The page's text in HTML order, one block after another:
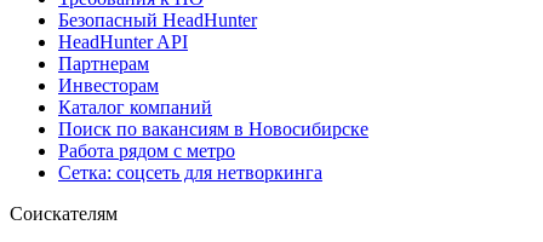
Безопасный HeadHunter
HeadHunter API
Партнерам
Инвесторам
Каталог компаний
Поиск по вакансиям в Новосибирске
Работа рядом с метро
Сетка: соцсеть для нетворкинга
Соискателям